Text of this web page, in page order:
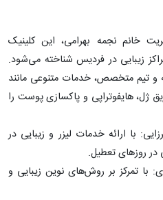
خانم نجمه بهرامی، این کلینیک
زیبایی در فردیس شناخته می‌شود.
و تیم متخصص، خدمات متنوعی مانند
ژل، هایفوتراپی و پاکسازی پوست را
با ارائه خدمات لیزر و زیبایی در
روزهای تعطیل.
با تمرکز بر روش‌های نوین زیبایی و